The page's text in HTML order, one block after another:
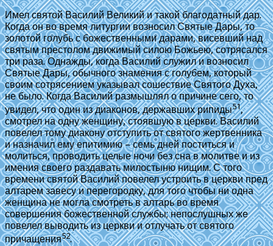
Имел святой Василий Великий и такой благодатный дар.
Когда он во время литургии возносил Святые Дары, то
золотой голубь с божественными дарами, висевший над
святым престолом движимый силою Божьею, сотрясался
три раза. Однажды, когда Василий служил и возносил
Святые Дары, обычного знамения с голубем, который
своим сотрясением указывал сошествие Святого Духа,
не было. Когда Василий размышлял о причине сего, то
увидел, что один из диаконов, державших рипиды51,
смотрел на одну женщину, стоявшую в церкви. Василий
повелел тому диакону отступить от святого жертвенника
и назначил ему епитимию – семь дней поститься и
молиться, проводить целые ночи без сна в молитве и из
имения своего раздавать милостыню нищим. С того
времени святой Василий повелел устроить в церкви пред
алтарем завесу и перегородку, для того чтобы ни одна
женщина не могла смотреть в алтарь во время
совершения божественной службы; непослушных же
повелел выводить из церкви и отлучать от святого
причащения52.